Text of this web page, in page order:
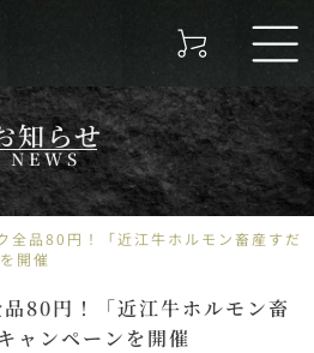
知らせ
NEWS
全品80円！「近江牛ホルモン畜産すだ
開催
品80円！「近江牛ホルモン畜
ャンペーンを開催